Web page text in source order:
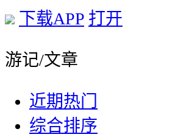
下载APP 打开
游记/文章
近期热门
综合排序